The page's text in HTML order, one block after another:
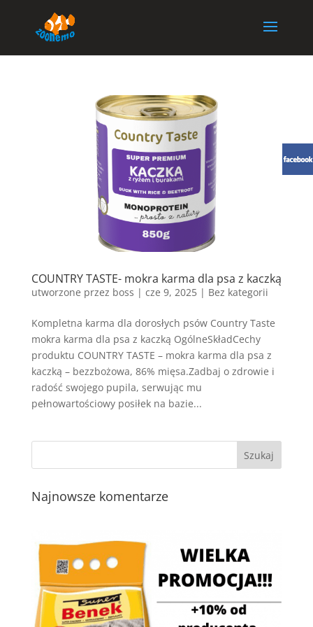
COUNTRY TASTE- mokra karma dla psa z kaczką
utworzone przez boss | cze 9, 2025| Bez kategorii
Kompletna karma dla dorosłych psów Country Taste
mokra karma dla psa z kaczką OgólneSkładCechy
produktu COUNTRY TASTE – mokra karma dla psa z
kaczką – bezzbożowa, 86% mięsa.Zadbaj o zdrowie i
radość swojego pupila, serwując mu
pełnowartościowy posiłek na bazie...
Najnowsze komentarze